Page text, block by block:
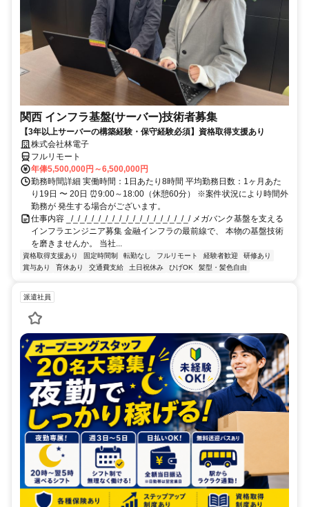
関西 インフラ基盤(サーバー)技術者募集
【3年以上サーバーの構築経験・保守経験必須】資格取得支援あり
株式会社林電子
フルリモート
年俸5,500,000円～6,500,000円
勤務時間詳細 実働時間：1日あたり8時間 平均勤務日数：1ヶ月あた
り19日 〜 20日 ⏰9:00～18:00（休憩60分） ※案件状況により時間外
勤務が 発生する場合がございます。
仕事内容 _/_/_/_/_/_/_/_/_/_/_/_/_/_/_/_/_/_/ メガバンク基盤を支える
インフラエンジニア募集 金融インフラの最前線で、 本物の基盤技術
を磨きませんか。 当社...
資格取得支援あり 固定時間制 転勤なし フルリモート 経験者歓迎
研修あり
賞与あり
育休あり 交通費支給 土日祝休み ひげOK 髪型・髪色自由
派遣社員